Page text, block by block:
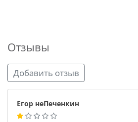
Отзывы
Добавить отзыв
Егор неПеченкин